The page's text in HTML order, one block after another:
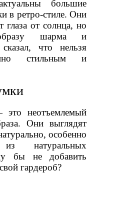
большие
в ретро-стиле. Они
от солнца, но
шарма и
что нельзя
стильным и
неотъемлемый
Они выглядят
особенно
натуральных
бы не добавить
гардероб?